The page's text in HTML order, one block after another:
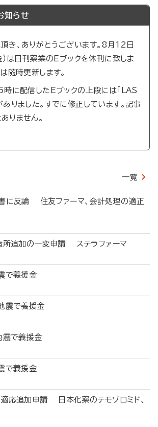
知らせ
き、ありがとうございます。8月12日
）は日刊薬業のEブックを休刊に致しま
随時更新します。
に配信したEブックの上段には「LAS
りました。すでに修正しています。記事
りません。
一覧
に反論 住友ファーマ、会計処理の適正
所追加の一変申請 ステラファーマ
震で義援金
地震で義援金
震で義援金
震で義援金
応追加申請 日本化薬のテモゾロミド、